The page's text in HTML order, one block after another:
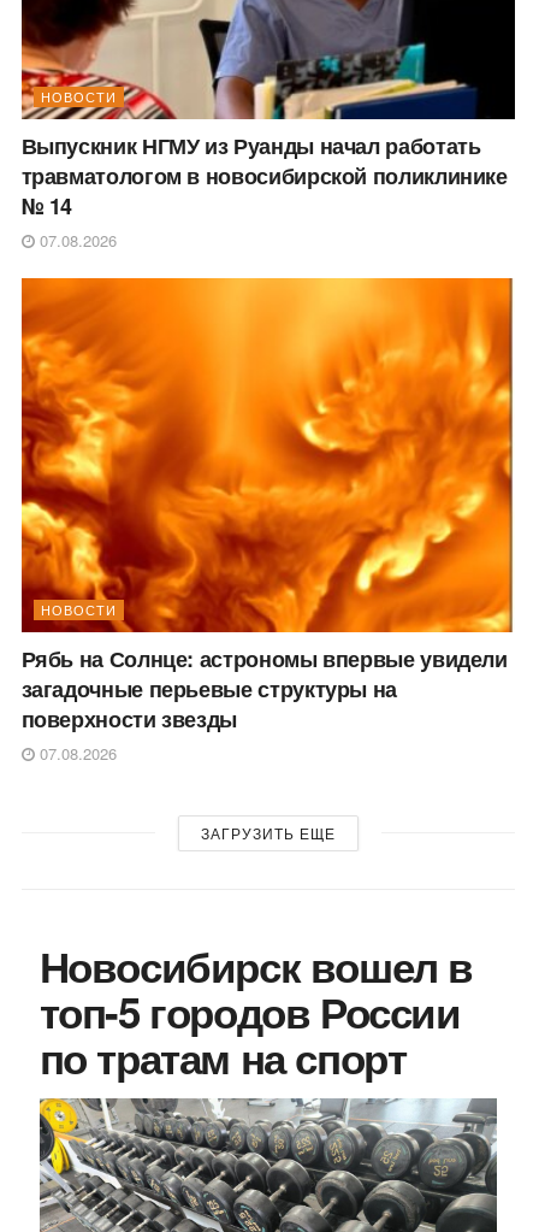
НОВОСТИ
Выпускник НГМУ из Руанды начал работать
травматологом в новосибирской поликлинике
№ 14
07.08.2026
НОВОСТИ
Рябь на Солнце: астрономы впервые увидели
загадочные перьевые структуры на
поверхности звезды
07.08.2026
ЗАГРУЗИТЬ ЕЩЕ
Новосибирск вошел в
топ-5 городов России
по тратам на спорт